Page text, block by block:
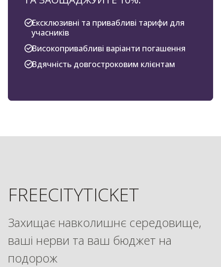
Ексклюзивні та привабливі тарифи для
учасників
Високопривабливі варіанти погашення
Вдячність довгостроковим клієнтам
FREECITYTICKET
Захищає навколишнє середовище,
ваші нерви та ваш бюджет на
подорож